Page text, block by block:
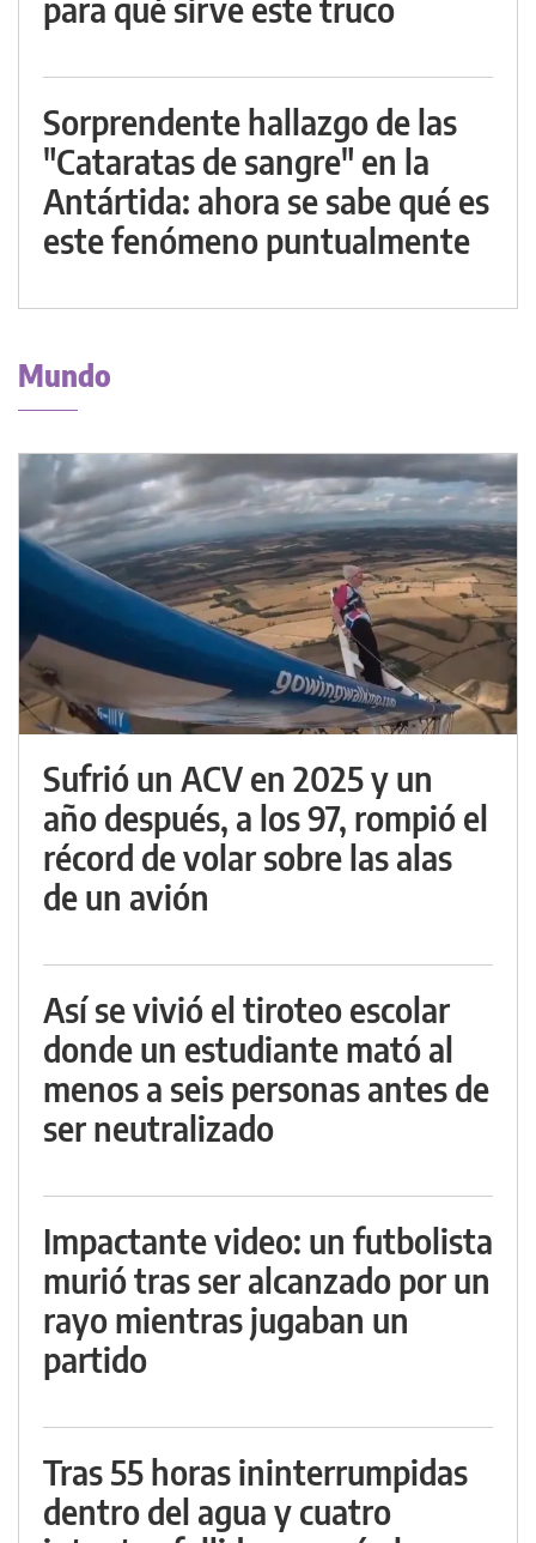
para qué sirve este truco
Sorprendente hallazgo de las
"Cataratas de sangre" en la
Antártida: ahora se sabe qué es
este fenómeno puntualmente
Mundo
Sufrió un ACV en 2025 y un
año después, a los 97, rompió el
récord de volar sobre las alas
de un avión
Así se vivió el tiroteo escolar
donde un estudiante mató al
menos a seis personas antes de
ser neutralizado
Impactante video: un futbolista
murió tras ser alcanzado por un
rayo mientras jugaban un
partido
Tras 55 horas ininterrumpidas
dentro del agua y cuatro